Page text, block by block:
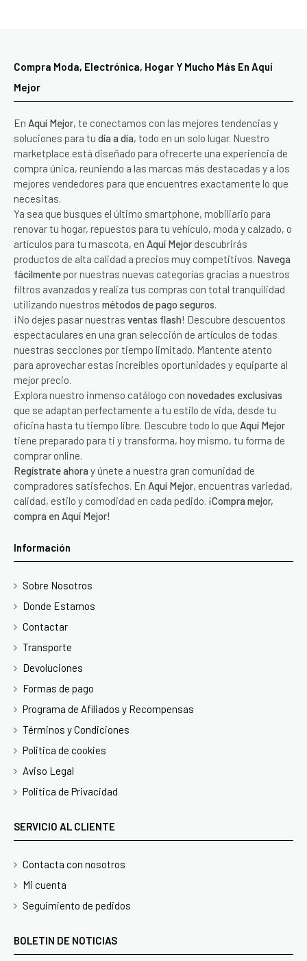
Compra Moda, Electrónica, Hogar Y Mucho Más En Aquí
Mejor
En Aquí Mejor, te conectamos con las mejores tendencias y
soluciones para tu día a día, todo en un solo lugar. Nuestro
marketplace está diseñado para ofrecerte una experiencia de
compra única, reuniendo a las marcas más destacadas y a los
mejores vendedores para que encuentres exactamente lo que
necesitas.
Ya sea que busques el último smartphone, mobiliario para
renovar tu hogar, repuestos para tu vehículo, moda y calzado, o
artículos para tu mascota, en Aquí Mejor descubrirás
productos de alta calidad a precios muy competitivos. Navega
fácilmente por nuestras nuevas categorías gracias a nuestros
filtros avanzados y realiza tus compras con total tranquilidad
utilizando nuestros métodos de pago seguros.
¡No dejes pasar nuestras ventas flash! Descubre descuentos
espectaculares en una gran selección de artículos de todas
nuestras secciones por tiempo limitado. Mantente atento
para aprovechar estas increíbles oportunidades y equiparte al
mejor precio.
Explora nuestro inmenso catálogo con novedades exclusivas
que se adaptan perfectamente a tu estilo de vida, desde tu
oficina hasta tu tiempo libre. Descubre todo lo que Aquí Mejor
tiene preparado para ti y transforma, hoy mismo, tu forma de
comprar online.
Regístrate ahora y únete a nuestra gran comunidad de
compradores satisfechos. En Aquí Mejor, encuentras variedad,
calidad, estilo y comodidad en cada pedido. ¡Compra mejor,
compra en Aquí Mejor!
Información
Sobre Nosotros
Donde Estamos
Contactar
Transporte
Devoluciones
Formas de pago
Programa de Afiliados y Recompensas
Términos y Condiciones
Politica de cookies
Aviso Legal
Politica de Privacidad
SERVICIO AL CLIENTE
Contacta con nosotros
Mi cuenta
Seguimiento de pedidos
BOLETIN DE NOTICIAS